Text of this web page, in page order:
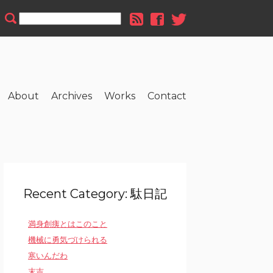
About Archives Works Contact
Recent Category: 駄日記
満身創痍とはこのこと
機械に勇気づけられる
寒いんだわ